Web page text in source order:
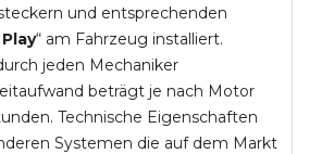
und entsprechenden
“ am Fahrzeug installiert.
jeden Mechaniker
beträgt je nach Motor
Technische Eigenschaften
Systemen die auf dem Markt